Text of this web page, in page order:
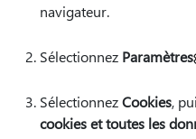
navigateur.
Sélectionnez Paramètres
SélectionnezCookies,
cookies et toutes les